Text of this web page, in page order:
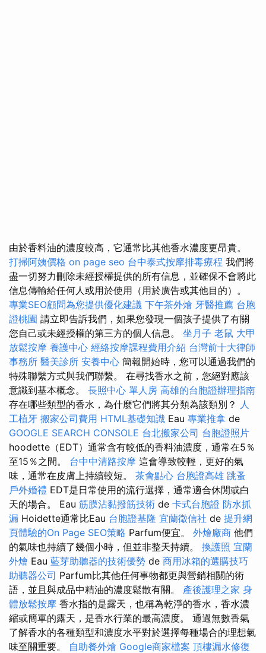
由於香料油的濃度較高，它通常比其他香水濃度更昂貴。
打掃阿姨價格 on page seo 台中泰式按摩排毒療程 我們將
盡一切努力刪除未經授權提供的所有信息，並確保不會將此
信息傳輸給任何人或用於使用（用於廣告或其他目的）。
專業SEO顧問為您提供優化建議 下午茶外燴 牙醫推薦 台胞
證桃園 請立即告訴我們，如果您發現一個孩子提供了有關
您自己或未經授權的第三方的個人信息。 坐月子 老鼠 大甲
放鬆按摩 養護中心 經絡按摩課程費用介紹 台灣前十大律師
事務所 醫美診所 安養中心 簡報開始時，您可以通過我們的
特殊聯繫方式與我們聯繫。 在尋找香水之前，您絕對應該
意識到基本概念。 長照中心 單人房 高雄的台胞證辦理指南
存在哪些類型的香水，為什麼它們將其分類為該類別？ 人
工植牙 搬家公司費用 HTML基礎知識 Eau 專業推拿 de
GOOGLE SEARCH CONSOLE 台北搬家公司 台胞證照片
hoodette（EDT）通常含有較低的香料油濃度，通常在5％
至15％之間。 台中中清路按摩 這會導致較輕，更好的氣
味，通常在皮膚上持續較短。 茶會點心 台胞證高雄 跳蚤
戶外婚禮 EDT是日常使用的流行選擇，通常適合休閒或白
天的場合。 Eau 筋膜沾黏撥筋技術 de 卡式台胞證 防水抓
漏 Hoidette通常比Eau 台胞證基隆 宜蘭徵信社 de 提升網
頁體驗的On Page SEO策略 Parfum便宜。 外燴廠商 他們
的氣味也持續了幾個小時，但並非整天持續。 換護照 宜蘭
外燴 Eau 藍芽助聽器的技術優勢 de 商用冰箱的選購技巧
助聽器公司 Parfum比其他任何事物都更與營銷相關的術
語，並且與成品中精油的濃度鬆散有關。 產後護理之家 身
體放鬆按摩 香水指的是露天，也稱為乾淨的香水，香水濃
縮或簡單的露天，是香水行業的最高濃度。 通過無數香氣
了解香水的各種類型和濃度水平對於選擇每種場合的理想氣
味至關重要。 自助餐外燴 Google商家檔案 頂樓漏水修復